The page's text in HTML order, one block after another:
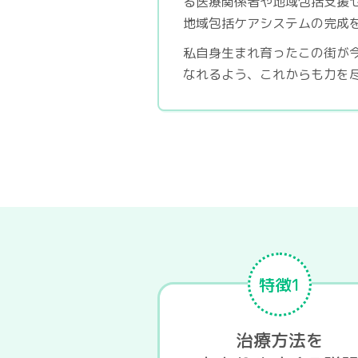
地域包括ケアシステムの完成
私自身生まれ育ったこの街が
なれるよう、これからも力を
特徴1
治療方法を